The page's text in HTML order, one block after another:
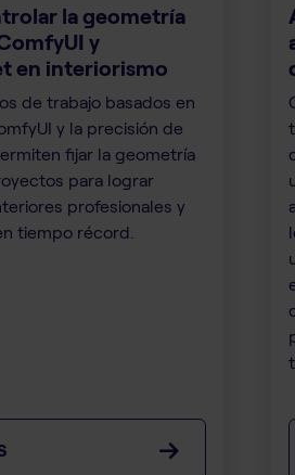
la geometría
y
en interiorismo
de trabajo basados en
y la precisión de
fijar la geometría
para lograr
profesionales y
tiempo récord.